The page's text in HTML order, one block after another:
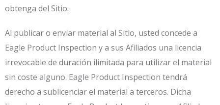
obtenga del Sitio.
Al publicar o enviar material al Sitio, usted concede a
Eagle Product Inspection y a sus Afiliados una licencia
irrevocable de duración ilimitada para utilizar el material
sin coste alguno. Eagle Product Inspection tendrá
derecho a sublicenciar el material a terceros. Dicha